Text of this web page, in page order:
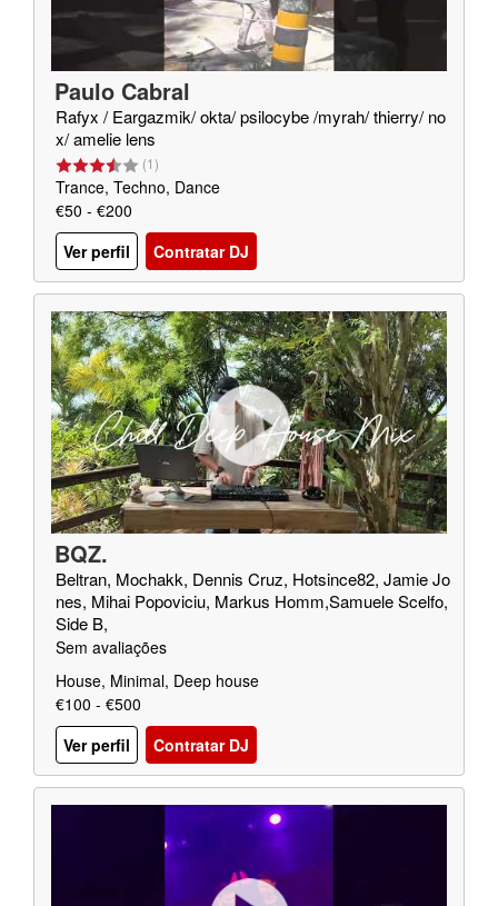
Paulo Cabral
Rafyx / Eargazmik/ okta/ psilocybe /myrah/ thierry/ no
x/ amelie lens
(1)
Trance, Techno, Dance
€50 - €200
Ver perfil
Contratar DJ
BQZ.
Beltran, Mochakk, Dennis Cruz, Hotsince82, Jamie Jo
nes, Mihai Popoviciu, Markus Homm,Samuele Scelfo,
Side B,
Sem avaliações
House, Minimal, Deep house
€100 - €500
Ver perfil
Contratar DJ